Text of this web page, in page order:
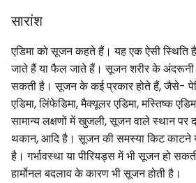
सारांश
एडिमा को सूजन कहते हैं। यह एक ऐसी स्थिति
जाते हैं या फैल जाते हैं। सूजन शरीर के अंदरूनी
सकती है। सूजन के कई प्रकार होते हैं, जैसे-
एडिमा, लिंफेडिमा, मैक्यूलर एडिमा, मस्तिष्क
सामान्य लक्षणों में खुजली, सूजन वाले स्थान पर
थकान, आदि है। सूजन की समस्या किट काटने
है। गर्भावस्था या पीरियड्स में भी सूजन हो
हार्मोनल बदलाव के कारण भी सूजन होती है।